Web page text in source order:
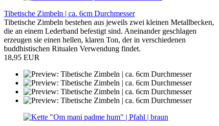
Tibetische Zimbeln | ca. 6cm Durchmesser
Tibetische Zimbeln bestehen aus jeweils zwei kleinen Metallbecken,
die an einem Lederband befestigt sind. Aneinander geschlagen
erzeugen sie einen hellen, klaren Ton, der in verschiedenen
buddhistischen Ritualen Verwendung findet.
18,95 EUR